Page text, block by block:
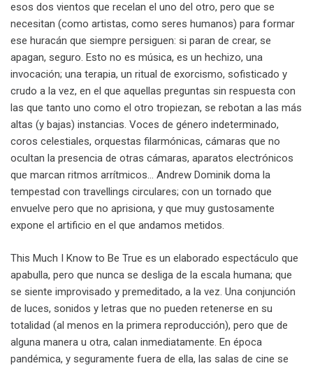
esos dos vientos que recelan el uno del otro, pero que se
necesitan (como artistas, como seres humanos) para formar
ese huracán que siempre persiguen: si paran de crear, se
apagan, seguro. Esto no es música, es un hechizo, una
invocación; una terapia, un ritual de exorcismo, sofisticado y
crudo a la vez, en el que aquellas preguntas sin respuesta con
las que tanto uno como el otro tropiezan, se rebotan a las más
altas (y bajas) instancias. Voces de género indeterminado,
coros celestiales, orquestas filarmónicas, cámaras que no
ocultan la presencia de otras cámaras, aparatos electrónicos
que marcan ritmos arrítmicos… Andrew Dominik doma la
tempestad con travellings circulares; con un tornado que
envuelve pero que no aprisiona, y que muy gustosamente
expone el artificio en el que andamos metidos.
This Much I Know to Be True es un elaborado espectáculo que
apabulla, pero que nunca se desliga de la escala humana; que
se siente improvisado y premeditado, a la vez. Una conjunción
de luces, sonidos y letras que no pueden retenerse en su
totalidad (al menos en la primera reproducción), pero que de
alguna manera u otra, calan inmediatamente. En época
pandémica, y seguramente fuera de ella, las salas de cine se